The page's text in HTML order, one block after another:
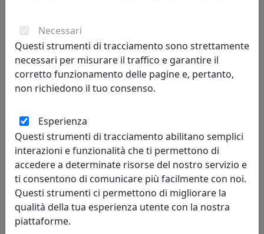
OROLOGIO A CUCÙ CROOKED 2380RV LEGNO SCURO E
ROSSO-VERDE
Progetti
606,00 € 563,58 €
Necessari
Questi strumenti di tracciamento sono strettamente
necessari per misurare il traffico e garantire il
corretto funzionamento delle pagine e, pertanto,
non richiedono il tuo consenso.
Esperienza
Questi strumenti di tracciamento abilitano semplici
interazioni e funzionalità che ti permettono di
accedere a determinate risorse del nostro servizio e
ti consentono di comunicare più facilmente con noi.
Questi strumenti ci permettono di migliorare la
qualità della tua esperienza utente con la nostra
piattaforme.